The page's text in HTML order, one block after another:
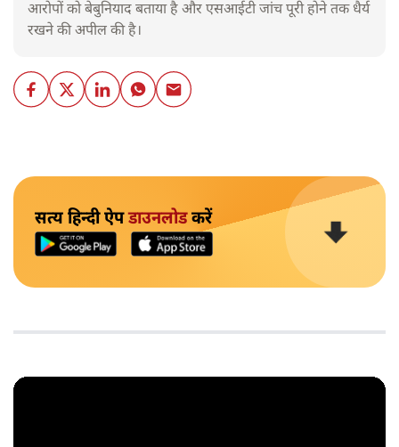
आरोपों को बेबुनियाद बताया है और एसआईटी जांच पूरी होने तक धैर्य
रखने की अपील की है।
सत्य हिन्दी ऐपडाउनलोडकरें